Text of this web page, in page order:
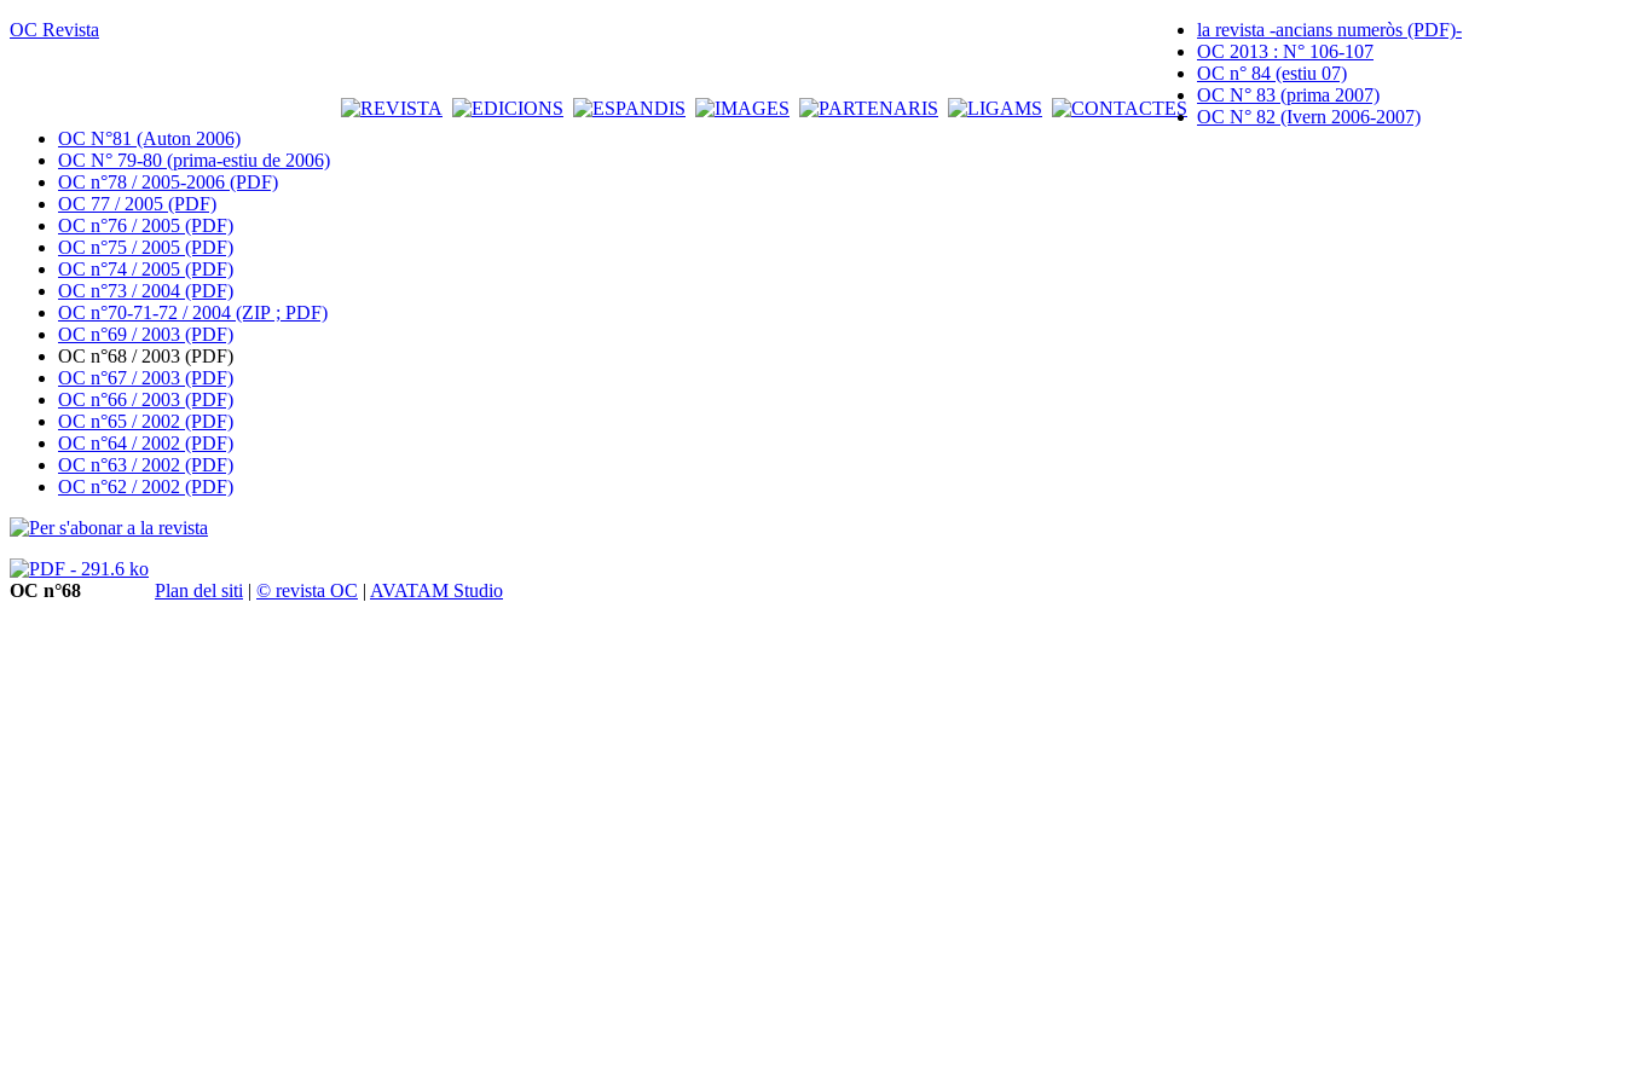
OC Revista
la revista -ancians numeròs (PDF)-
OC 2013 : N° 106-107
OC n° 84 (estiu 07)
OC N° 83 (prima 2007)
OC N° 82 (Ivern 2006-2007)
OC N°81 (Auton 2006)
OC N° 79-80 (prima-estiu de 2006)
OC n°78 / 2005-2006 (PDF)
OC 77 / 2005 (PDF)
OC n°76 / 2005 (PDF)
OC n°75 / 2005 (PDF)
OC n°74 / 2005 (PDF)
OC n°73 / 2004 (PDF)
OC n°70-71-72 / 2004 (ZIP ; PDF)
OC n°69 / 2003 (PDF)
OC n°68 / 2003 (PDF)
OC n°67 / 2003 (PDF)
OC n°66 / 2003 (PDF)
OC n°65 / 2002 (PDF)
OC n°64 / 2002 (PDF)
OC n°63 / 2002 (PDF)
OC n°62 / 2002 (PDF)
OC n°68 Plan del siti | © revista OC | AVATAM Studio